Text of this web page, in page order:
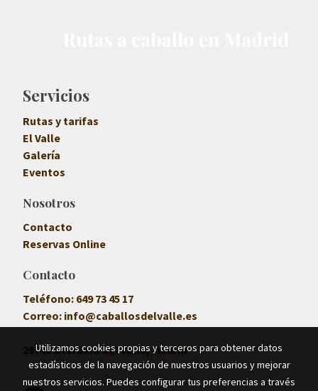
Servicios
Rutas y tarifas
El Valle
Galería
Eventos
Nosotros
Contacto
Reservas Online
Contacto
Teléfono: 649 73 45 17
Correo: info@caballosdelvalle.es
28749 Oteruelo del Valle, Madrid
Utilizamos cookies propias y terceros para obtener datos
estadísticos de la navegación de nuestros usuarios y mejorar
nuestros servicios. Puedes configurar tus preferencias a través